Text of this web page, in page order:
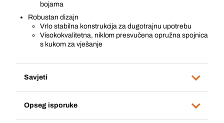
bojama
Robustan dizajn
Vrlo stabilna konstrukcija za dugotrajnu upotrebu
Visokokvalitetna, niklom presvučena opružna spojnica
s kukom za vješanje
Savjeti
Opseg isporuke